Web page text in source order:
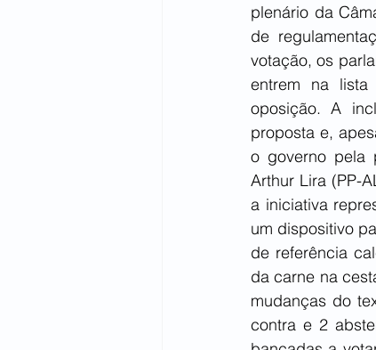
plenário da
de
votação, os
entrem na
oposição. A
proposta e,
o governo pela
Arthur Lira (PP-
a iniciativa
um dispositivo
de referência
da carne na
mudanças do
contra e 2